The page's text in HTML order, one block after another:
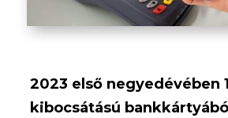
2023 első negyedévében
kibocsátású